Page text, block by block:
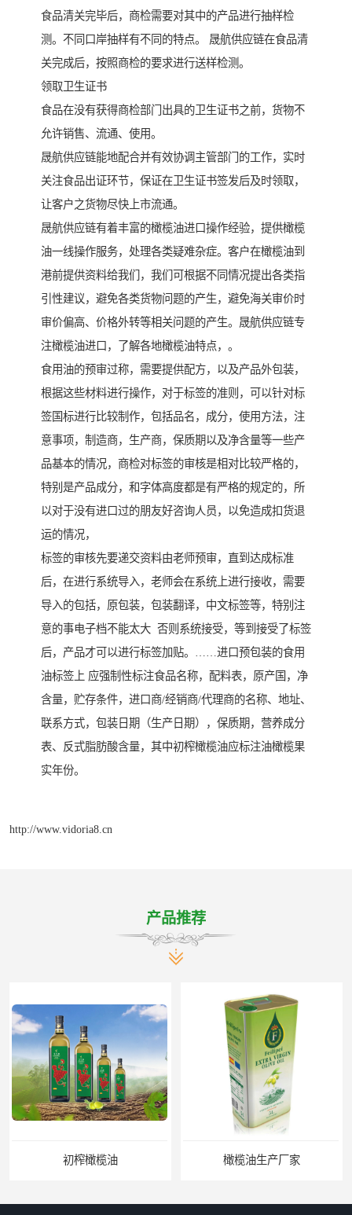
食品清关完毕后，商检需要对其中的产品进行抽样检
测。不同口岸抽样有不同的特点。 晟航供应链在食品清
关完成后，按照商检的要求进行送样检测。
领取卫生证书
食品在没有获得商检部门出具的卫生证书之前，货物不
允许销售、流通、使用。
晟航供应链能地配合并有效协调主管部门的工作，实时
关注食品出证环节，保证在卫生证书签发后及时领取，
让客户之货物尽快上市流通。
晟航供应链有着丰富的橄榄油进口操作经验，提供橄榄
油一线操作服务，处理各类疑难杂症。客户在橄榄油到
港前提供资料给我们，我们可根据不同情况提出各类指
引性建议，避免各类货物问题的产生，避免海关审价时
审价偏高、价格外转等相关问题的产生。晟航供应链专
注橄榄油进口，了解各地橄榄油特点，。
食用油的预审过称，需要提供配方，以及产品外包装，
根据这些材料进行操作，对于标签的准则，可以针对标
签国标进行比较制作，包括品名，成分，使用方法，注
意事项，制造商，生产商，保质期以及净含量等一些产
品基本的情况，商检对标签的审核是相对比较严格的，
特别是产品成分，和字体高度都是有严格的规定的，所
以对于没有进口过的朋友好咨询人员，以免造成扣货退
运的情况，
标签的审核先要递交资料由老师预审，直到达成标准
后，在进行系统导入，老师会在系统上进行接收，需要
导入的包括，原包装，包装翻译，中文标签等，特别注
意的事电子档不能太大 否则系统接受，等到接受了标签
后，产品才可以进行标签加贴。……进口预包装的食用
油标签上 应强制性标注食品名称，配料表，原产国，净
含量，贮存条件，进口商/经销商/代理商的名称、地址、
联系方式，包装日期（生产日期），保质期，营养成分
表、反式脂肪酸含量，其中初榨橄榄油应标注油橄榄果
实年份。
http://www.vidoria8.cn
产品推荐
初榨橄榄油 橄榄油生产厂家